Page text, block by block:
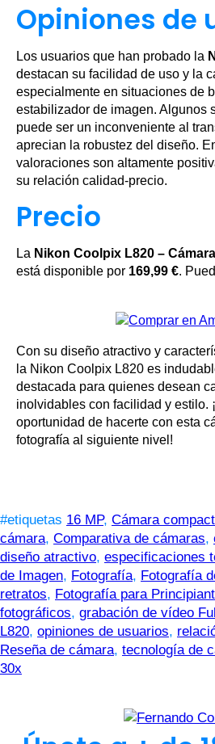
Opiniones de
Los usuarios que han probado la
destacan su facilidad de uso y la
especialmente en situaciones de
estabilizador de imagen. Algunos
puede ser un inconveniente al
aprecian la robustez del diseño.
valoraciones son altamente
su relación calidad-precio.
Precio
La Nikon Coolpix L820 –
está disponible por 169,99 €.
Con su diseño atractivo y
la Nikon Coolpix L820 es
destacada para quienes desean
inolvidables con facilidad y estilo.
oportunidad de hacerte con esta
fotografía al siguiente nivel!
#etiquetas 16 MP, Cámara
cámara, Comparativa de cámaras,
diseño atractivo, especificaciones
de Imagen, Fotografía, Fotografía
retratos, Fotografía para
fotográficos, grabación de vídeo
L820, opiniones de usuarios,
Reseña de cámara, tecnología de
30x